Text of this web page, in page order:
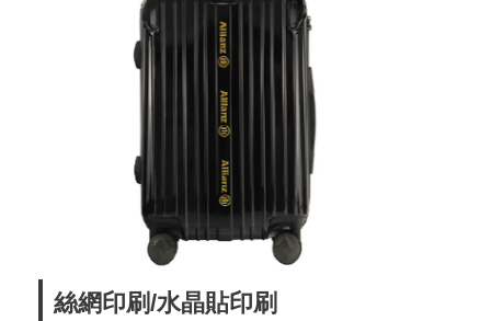
絲網印刷/水晶貼印刷